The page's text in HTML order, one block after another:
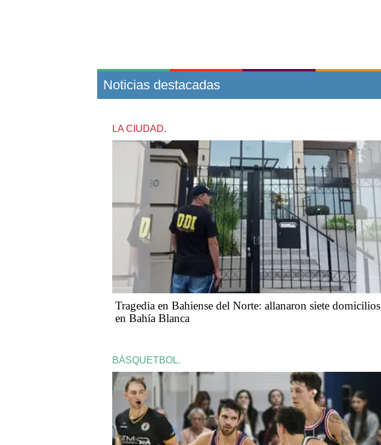
Noticias destacadas
LA CIUDAD.
Tragedia en Bahiense del Norte: allanaron siete domicilios
en Bahía Blanca
BÁSQUETBOL.